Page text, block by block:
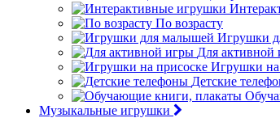
По возрасту
Игрушки
Для активной
Игрушки на
Детские
Музыкальные игрушки